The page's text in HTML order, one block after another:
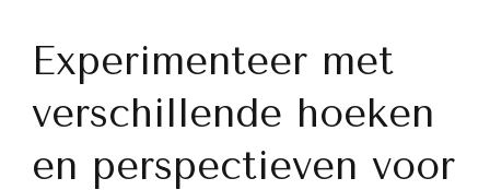
Experimenteer met
verschillende hoeken
en perspectieven voor